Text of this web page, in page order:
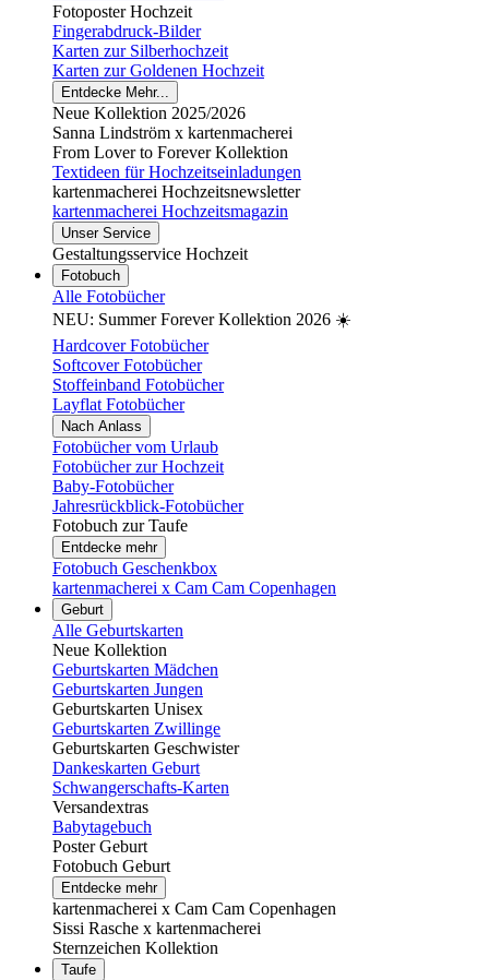
Fotoposter Hochzeit
Fingerabdruck-Bilder
Karten zur Silberhochzeit
Karten zur Goldenen Hochzeit
Entdecke Mehr...
Neue Kollektion 2025/2026
Sanna Lindström x kartenmacherei
From Lover to Forever Kollektion
Textideen für Hochzeitseinladungen
kartenmacherei Hochzeitsnewsletter
kartenmacherei Hochzeitsmagazin
Unser Service
Gestaltungsservice Hochzeit
Fotobuch
Alle Fotobücher
NEU: Summer Forever Kollektion 2026 ☀️
Hardcover Fotobücher
Softcover Fotobücher
Stoffeinband Fotobücher
Layflat Fotobücher
Nach Anlass
Fotobücher vom Urlaub
Fotobücher zur Hochzeit
Baby-Fotobücher
Jahresrückblick-Fotobücher
Fotobuch zur Taufe
Entdecke mehr
Fotobuch Geschenkbox
kartenmacherei x Cam Cam Copenhagen
Geburt
Alle Geburtskarten
Neue Kollektion
Geburtskarten Mädchen
Geburtskarten Jungen
Geburtskarten Unisex
Geburtskarten Zwillinge
Geburtskarten Geschwister
Dankeskarten Geburt
Schwangerschafts-Karten
Versandextras
Babytagebuch
Poster Geburt
Fotobuch Geburt
Entdecke mehr
kartenmacherei x Cam Cam Copenhagen
Sissi Rasche x kartenmacherei
Sternzeichen Kollektion
Taufe